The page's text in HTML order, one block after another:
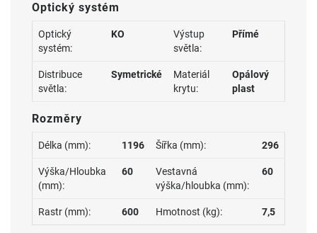
Optický systém
Optický
systém:
KO
Výstup
světla:
Přímé
Distribuce
světla:
Symetrické
Materiál
krytu:
Opálový
plast
Rozměry
Délka (mm): 1196 Šířka (mm): 296
Výška/Hloubka
(mm):
60
Vestavná
výška/hloubka (mm):
60
Rastr (mm): 600 Hmotnost (kg): 7,5